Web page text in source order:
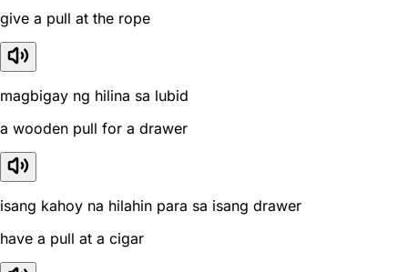
give a pull at the rope
magbigay ng hilina sa lubid
a wooden pull for a drawer
isang kahoy na hilahin para sa isang drawer
have a pull at a cigar